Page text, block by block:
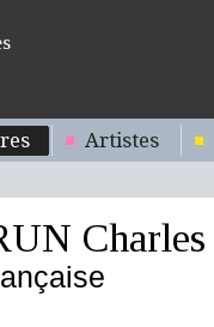
Artistes
Charles